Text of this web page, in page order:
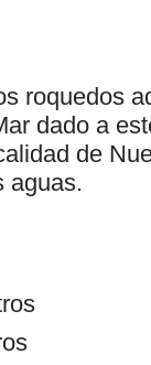
roquedos
dado a
de
aguas.